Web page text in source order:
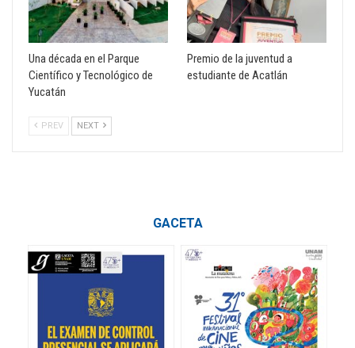
Una década en el Parque
Científico y Tecnológico de
Yucatán
Premio de la juventud a
estudiante de Acatlán
PREV NEXT
GACETA